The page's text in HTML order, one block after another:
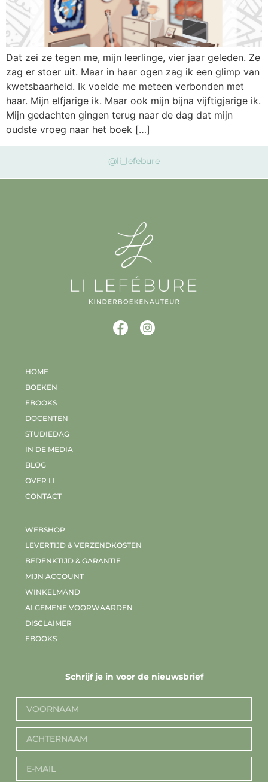
Dat zei ze tegen me, mijn leerlinge, vier jaar geleden. Ze
zag er stoer uit. Maar in haar ogen zag ik een glimp van
kwetsbaarheid. Ik voelde me meteen verbonden met
haar. Mijn elfjarige ik. Maar ook mijn bijna vijftigjarige ik.
Mijn gedachten gingen terug naar de dag dat mijn
oudste vroeg naar het boek […]
@li_lefebure
HOME
BOEKEN
EBOOKS
DOCENTEN
STUDIEDAG
IN DE MEDIA
BLOG
OVER LI
CONTACT
WEBSHOP
LEVERTIJD & VERZENDKOSTEN
BEDENKTIJD & GARANTIE
MIJN ACCOUNT
WINKELMAND
ALGEMENE VOORWAARDEN
DISCLAIMER
EBOOKS
Schrijf je in voor de nieuwsbrief